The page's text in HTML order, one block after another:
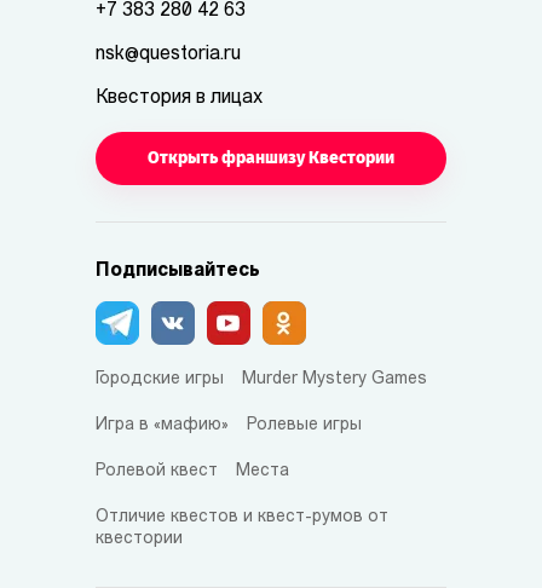
+7 383 280 42 63
nsk@questoria.ru
Квестория в лицах
Открыть франшизу Квестории
Подписывайтесь
Городские игры Murder Mystery Games
Игра в «мафию» Ролевые игры
Ролевой квест Места
Отличие квестов и квест-румов от
квестории